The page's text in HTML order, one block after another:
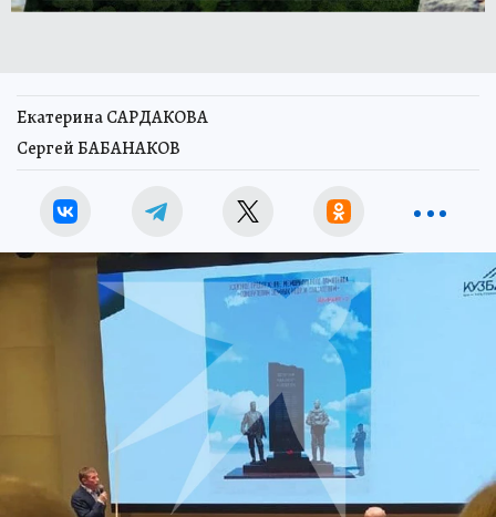
Екатерина САРДАКОВА
Сергей БАБАНАКОВ